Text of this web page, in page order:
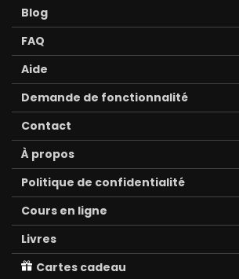
Blog
FAQ
Aide
Demande de fonctionnalité
Contact
À propos
Politique de confidentialité
Cours en ligne
Livres
Cartes cadeau